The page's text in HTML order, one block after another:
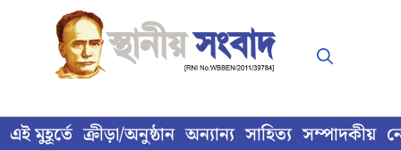
content
এই মুহূর্তে ক্রীড়া/অনুষ্ঠান অন্যান্য সাহিত্য সম্পাদকীয়